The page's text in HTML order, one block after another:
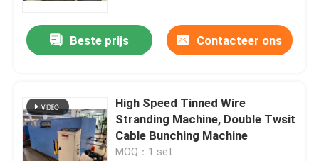
Beste prijs Contacteer ons
High Speed Tinned Wire
Stranding Machine, Double Twsit
Cable Bunching Machine
MOQ：1 set